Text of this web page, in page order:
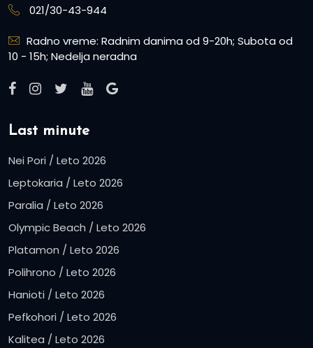
021/30-43-944
Radno vreme: Radnim danima od 9-20h; Subota od
10 - 15h; Nedelja neradna
Last minute
Nei Pori / Leto 2026
Leptokaria / Leto 2026
Paralia / Leto 2026
Olympic Beach / Leto 2026
Platamon / Leto 2026
Polihrono / Leto 2026
Hanioti / Leto 2026
Pefkohori / Leto 2026
Kalitea / Leto 2026